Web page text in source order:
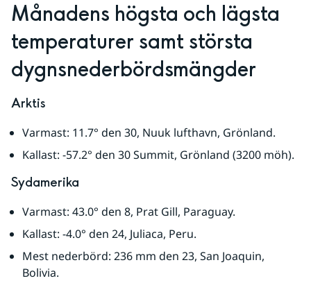
Månadens högsta och lägsta
temperaturer samt största
dygnsnederbördsmängder
Arktis
Varmast: 11.7° den 30, Nuuk lufthavn, Grönland.
Kallast: -57.2° den 30 Summit, Grönland (3200 möh).
Sydamerika
Varmast: 43.0° den 8, Prat Gill, Paraguay.
Kallast: -4.0° den 24, Juliaca, Peru.
Mest nederbörd: 236 mm den 23, San Joaquin,
Bolivia.